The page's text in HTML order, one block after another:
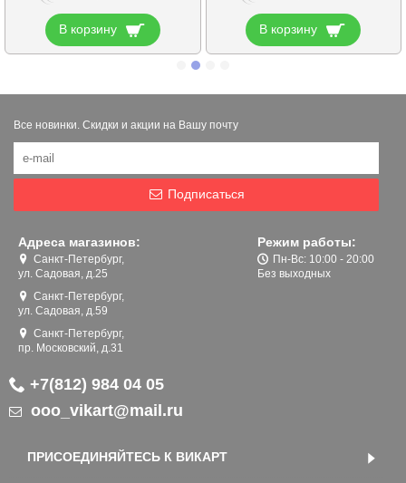
В корзину В корзину
Все новинки. Скидки и акции на Вашу почту
Подписаться
Адреса магазинов:
Санкт-Петербург,
ул. Садовая, д.25
Санкт-Петербург,
ул. Садовая, д.59
Санкт-Петербург,
пр. Московский, д.31
Режим работы:
Пн-Вс: 10:00 - 20:00
Без выходных
+7(812) 984 04 05
ooo_vikart@mail.ru
ПРИСОЕДИНЯЙТЕСЬ К ВИКАРТ